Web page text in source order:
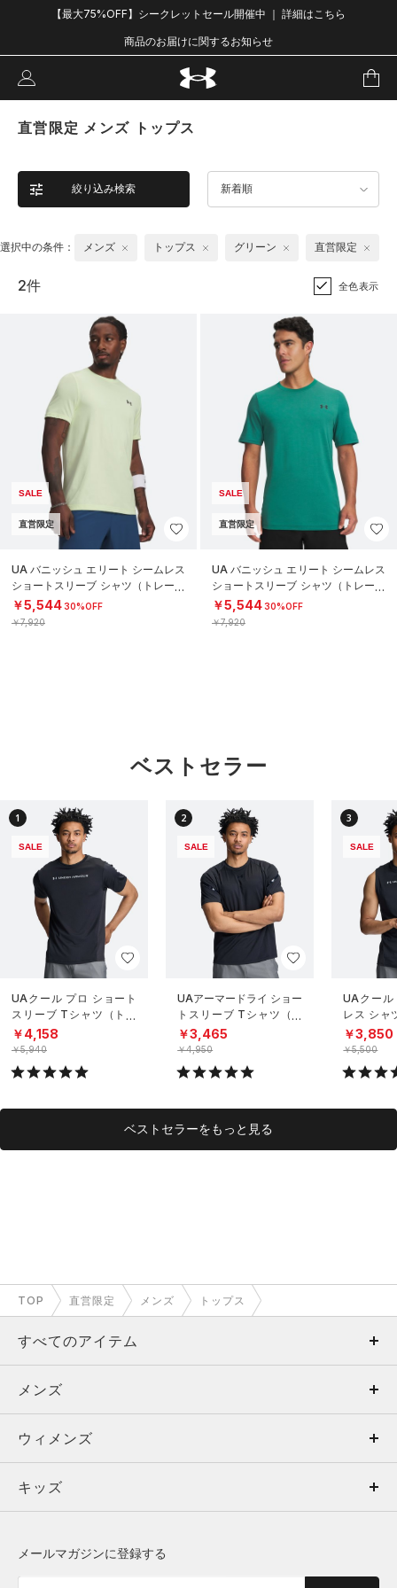
【最大75%OFF】シークレットセール開催中 ｜ 詳細はこちら
商品のお届けに関するお知らせ
直営限定 メンズ トップス
絞り込み検索 新着順
選択中の条件： メンズ トップス グリーン 直営限定
2件 全色表示
SALE
直営限定
UA バニッシュ エリート シームレス
ショートスリーブ シャツ（トレーニ
ング/MEN）
￥5,54430%OFF
￥7,920
SALE
直営限定
UA バニッシュ エリート シームレス
ショートスリーブ シャツ（トレーニ
ング/MEN）
￥5,54430%OFF
￥7,920
ベストセラー
1
SALE
UAクール プロ ショート
スリーブ Tシャツ（トレ
ーニング/MEN）
￥4,158
￥5,940
2
SALE
UAアーマードライ ショー
トスリーブ Tシャツ（ト
レーニング/MEN）
￥3,465
￥4,950
3
SALE
UAクール
レス シャ
グ/MEN）
￥3,850
￥5,500
ベストセラーをもっと見る
TOP 直営限定 メンズ トップス
すべてのアイテム
メンズ
ウィメンズ
キッズ
メンズ
トップス
ボトムス
ウィメンズ
トップス
キッズ
メールマガジンに登録する